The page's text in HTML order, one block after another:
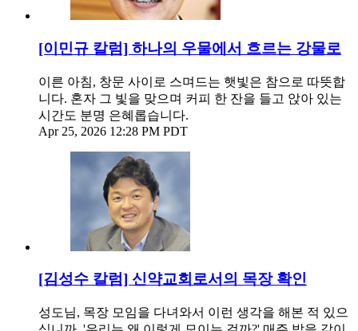
[이민규 칼럼] 하나의 우물에서 흐르는 강물로
이른 아침, 창문 사이로 스며드는 햇빛은 참으로 따뜻합
니다. 혼자 그 빛을 맞으며 커피 한 잔을 들고 앉아 있는
시간도 분명 은혜롭습니다.
Apr 25, 2026 12:28 PM PDT
[김성수 칼럼] 신약교회로서의 목장 확인
성도님, 목장 모임을 다녀와서 이런 생각을 해본 적 있으